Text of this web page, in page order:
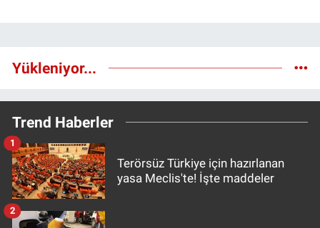
Yükleniyor...
Trend Haberler
Terörsüz Türkiye için hazırlanan
yasa Meclis'te! İşte maddeler
1
2